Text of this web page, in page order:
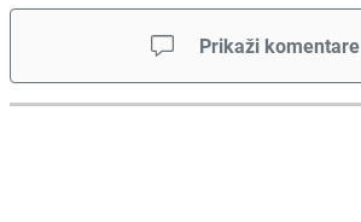
Prikaži komentare